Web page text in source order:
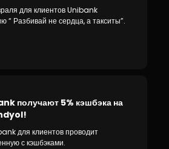
для клиентов Unibank
“ Разбивай не сердца, а такситы”.
получают 5% кэшбэка на
для клиентов проводит
с кэшбэками.